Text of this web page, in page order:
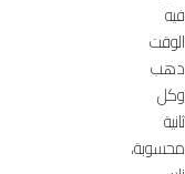
فيه
الوقت
دهب
وكل
ثانية
محسوبة،